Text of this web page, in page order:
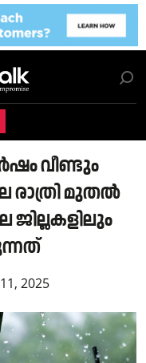
വീണ്ടും
രാത്രി മുതല്‍
2025